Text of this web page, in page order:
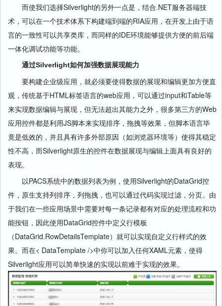
而使我们选择Silverlight的另外一点是，结合.NET服务器端技
术，可以在一个技术体系下构建端到端的RIA应用，在开发上由于语
言的一致性可以共享类库，而同样的IDE环境能够提供方便的前后端
一体化调试功能等功能。
通过Silverlight如何加强数据展现能力
要构建企业级应用，就必须要使得数据的展现和编辑更加方便直
观，传统基于HTML标签语言的web应用，可以通过input和Table等
来实现数据编辑与展现，但无法超出其能力之外，很多第三方的Web
应用控件都是利用JS脚本来实现排序，拖拽等效果，但脚本语言毕
竟是低效的，并且具有许多外部原因（如浏览器环境等）使得其稳定
性不高，而Silverlight原生的控件在数据展现与编辑上面具有良好的
表现。
以PACS系统中的数据列表为例，使用Silverlight的DataGrid控
件，原生支持列排序，列拖拽，也可以通过代码实现过滤，分页。由
于我们在一些应用场景中需要对每一条记录都有对应的处理流程和功
能按钮，因此使用DataGrid控件中定义行模板
（DataGrid.RowDetailsTemplate）就可以实现自定义行样式的效
果。而在< DataTemplate />中你可以加入任何XAML元素，使得
Silverlight应用可以简单快速的实现以前难于实现的效果。